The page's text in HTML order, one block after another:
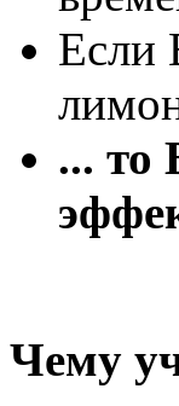
Если
... то
Чему